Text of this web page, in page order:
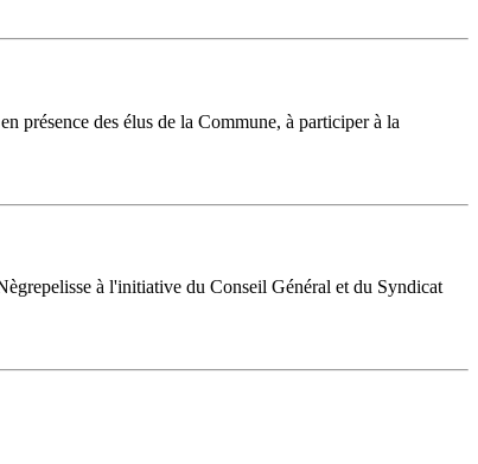
présence des élus de la Commune, à participer à la
à l'initiative du Conseil Général et du Syndicat